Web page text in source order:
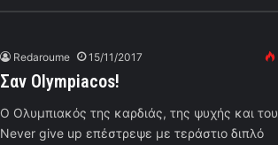
Redaroume 15/11/2017
Σαν Οlympiacos!
O Oλυμπιακός της καρδιάς, της ψυχής και του
Never give up επέστρεψε με τεράστιο διπλό